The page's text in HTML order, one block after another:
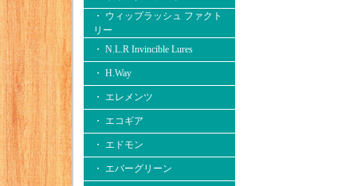
・ ウィップラッシュ ファクト
リー
・ N.L.R Invincible Lures
・ H.Way
・ エレメンツ
・ エコギア
・ エドモン
・ エバーグリーン